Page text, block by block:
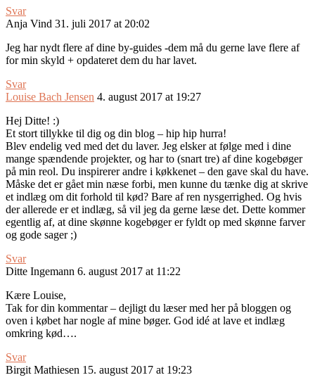
Svar
Anja Vind 31. juli 2017 at 20:02
Jeg har nydt flere af dine by-guides -dem må du gerne lave flere af
for min skyld + opdateret dem du har lavet.
Svar
Louise Bach Jensen 4. august 2017 at 19:27
Hej Ditte! :)
Et stort tillykke til dig og din blog – hip hip hurra!
Blev endelig ved med det du laver. Jeg elsker at følge med i dine
mange spændende projekter, og har to (snart tre) af dine kogebøger
på min reol. Du inspirerer andre i køkkenet – den gave skal du have.
Måske det er gået min næse forbi, men kunne du tænke dig at skrive
et indlæg om dit forhold til kød? Bare af ren nysgerrighed. Og hvis
der allerede er et indlæg, så vil jeg da gerne læse det. Dette kommer
egentlig af, at dine skønne kogebøger er fyldt op med skønne farver
og gode sager ;)
Svar
Ditte Ingemann 6. august 2017 at 11:22
Kære Louise,
Tak for din kommentar – dejligt du læser med her på bloggen og
oven i købet har nogle af mine bøger. God idé at lave et indlæg
omkring kød….
Svar
Birgit Mathiesen 15. august 2017 at 19:23